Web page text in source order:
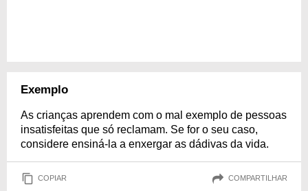
Exemplo
As crianças aprendem com o mal exemplo de pessoas
insatisfeitas que só reclamam. Se for o seu caso,
considere ensiná-la a enxergar as dádivas da vida.
COPIAR COMPARTILHAR